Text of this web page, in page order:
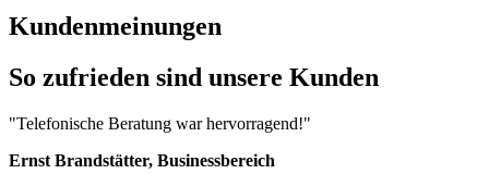
Kundenmeinungen
So zufrieden sind unsere Kunden
"Telefonische Beratung war hervorragend!"
Ernst Brandstätter, Businessbereich